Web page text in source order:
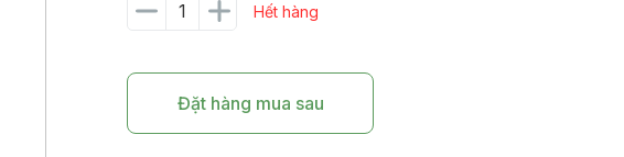
Hết hàng
Đặt hàng mua sau